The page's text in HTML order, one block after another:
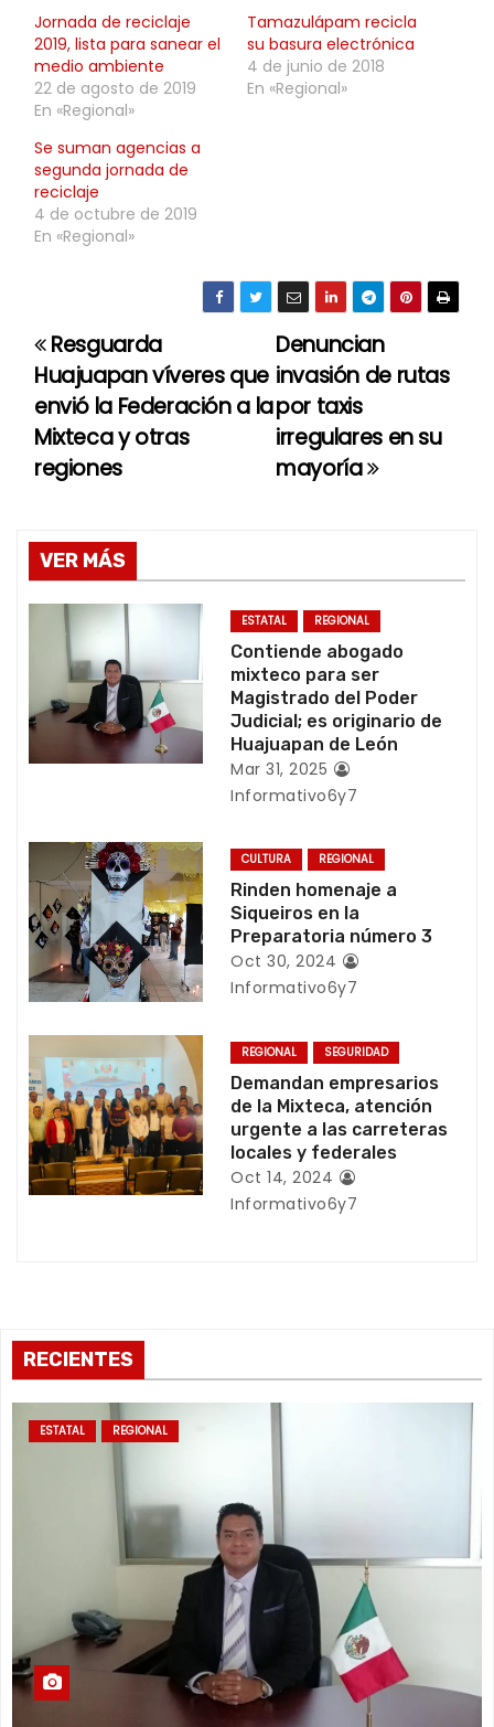
Jornada de reciclaje
2019, lista para sanear el
medio ambiente
22 de agosto de 2019
En «Regional»
Tamazulápam recicla
su basura electrónica
4 de junio de 2018
En «Regional»
Se suman agencias a
segunda jornada de
reciclaje
4 de octubre de 2019
En «Regional»
N
a
v
g
a
ó
n
e
n
t
r
a
d
a
Denuncian
invasión de rutas
por taxis
irregulares en su
mayoría
Resguarda
Huajuapan víveres que
envió la Federación a la
Mixteca y otras
regiones
VER MÁS
ESTATAL REGIONAL
Contiende abogado
mixteco para ser
Magistrado del Poder
Judicial; es originario de
Huajuapan de León
Mar 31, 2025
Informativo6y7
CULTURA REGIONAL
Rinden homenaje a
Siqueiros en la
Preparatoria número 3
Oct 30, 2024
Informativo6y7
REGIONAL SEGURIDAD
Demandan empresarios
de la Mixteca, atención
urgente a las carreteras
locales y federales
Oct 14, 2024
Informativo6y7
RECIENTES
ESTATAL REGIONAL